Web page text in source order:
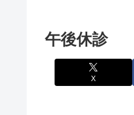
午後休診
X